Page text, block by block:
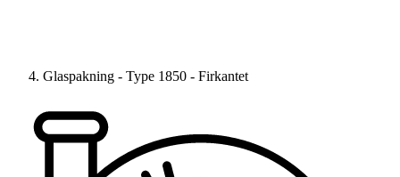
Glaspakning - Type 1850 - Firkantet